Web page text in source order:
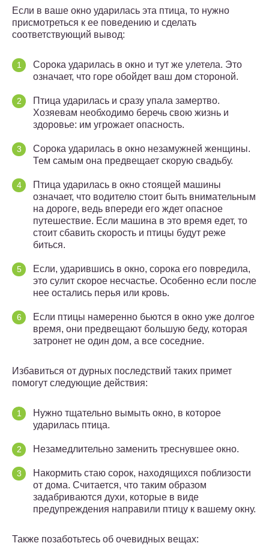
Если в ваше окно ударилась эта птица, то нужно
присмотреться к ее поведению и сделать
соответствующий вывод:
Сорока ударилась в окно и тут же улетела. Это
означает, что горе обойдет ваш дом стороной.
Птица ударилась и сразу упала замертво.
Хозяевам необходимо беречь свою жизнь и
здоровье: им угрожает опасность.
Сорока ударилась в окно незамужней женщины.
Тем самым она предвещает скорую свадьбу.
Птица ударилась в окно стоящей машины
означает, что водителю стоит быть внимательным
на дороге, ведь впереди его ждет опасное
путешествие. Если машина в это время едет, то
стоит сбавить скорость и птицы будут реже
биться.
Если, ударившись в окно, сорока его повредила,
это сулит скорое несчастье. Особенно если после
нее остались перья или кровь.
Если птицы намеренно бьются в окно уже долгое
время, они предвещают большую беду, которая
затронет не один дом, а все соседние.
Избавиться от дурных последствий таких примет
помогут следующие действия:
Нужно тщательно вымыть окно, в которое
ударилась птица.
Незамедлительно заменить треснувшее окно.
Накормить стаю сорок, находящихся поблизости
от дома. Считается, что таким образом
задабриваются духи, которые в виде
предупреждения направили птицу к вашему окну.
Также позаботьтесь об очевидных вещах: